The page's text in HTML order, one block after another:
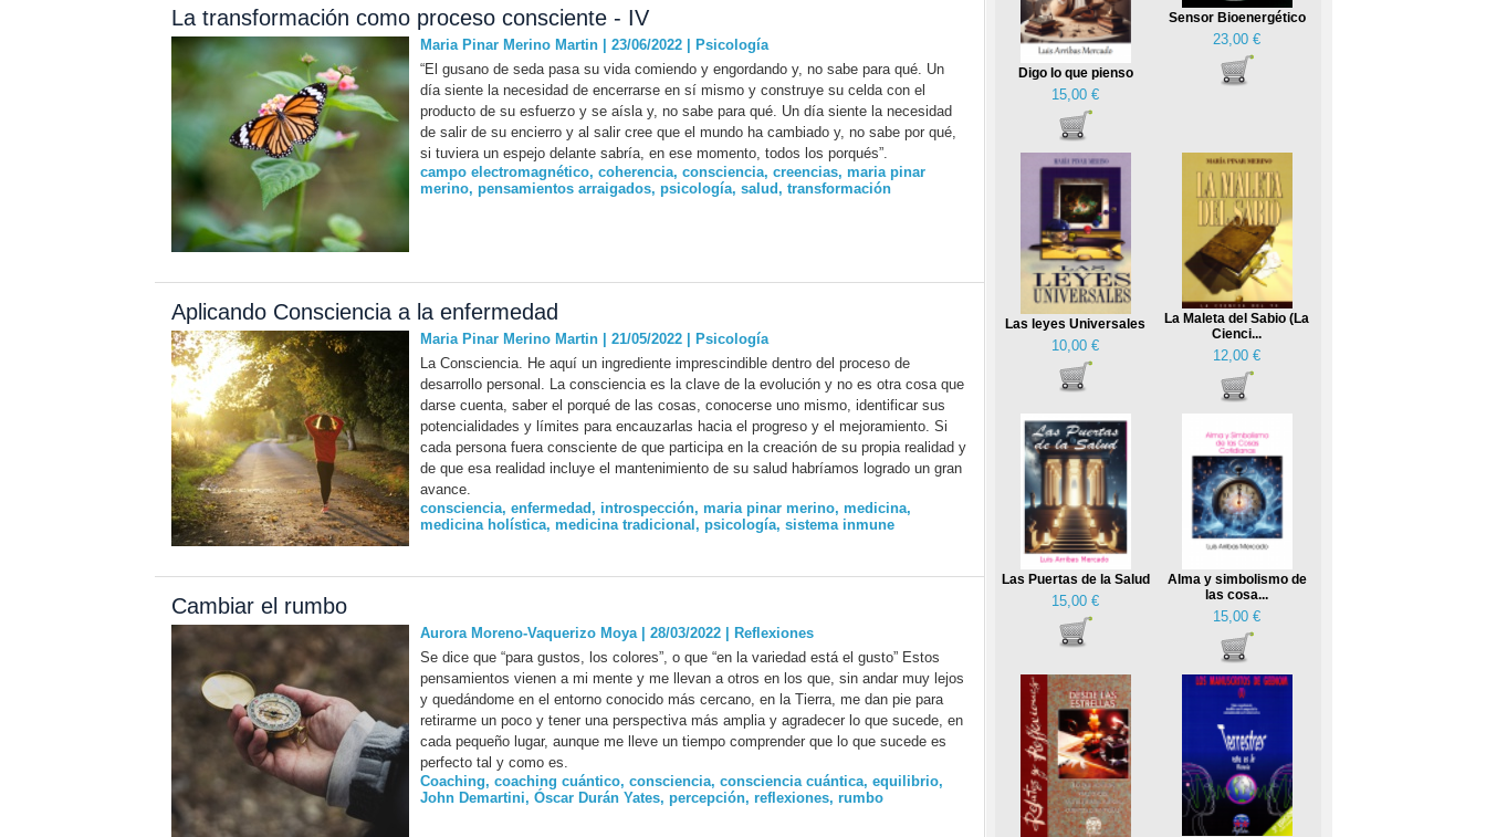
La transformación como proceso consciente - IV
Maria Pinar Merino Martin | 23/06/2022|
Psicología
“El gusano de seda pasa su vida comiendo y engordando y, no sabe para qué. Un
día siente la necesidad de encerrarse en sí mismo y construye su celda con el
producto de su esfuerzo y se aísla y, no sabe para qué. Un día siente la necesidad
de salir de su encierro y al salir cree que el mundo ha cambiado y, no sabe por qué,
si tuviera un espejo delante sabría, en ese momento, todos los porqués”.
campo electromagnético, coherencia, consciencia, creencias, maria pinar
merino, pensamientos arraigados, psicología, salud , transformación
Aplicando Consciencia a la enfermedad
Maria Pinar Merino Martin | 21/05/2022|
Psicología
La Consciencia. He aquí un ingrediente imprescindible dentro del proceso de
desarrollo personal. La consciencia es la clave de la evolución y no es otra cosa que
darse cuenta, saber el porqué de las cosas, conocerse uno mismo, identificar sus
potencialidades y límites para encauzarlas hacia el progreso y el mejoramiento. Si
cada persona fuera consciente de que participa en la creación de su propia realidad y
de que esa realidad incluye el mantenimiento de su salud habríamos logrado un gran
avance.
consciencia, enfermedad , introspección, maria pinar merino, medicina,
medicina holística, medicina tradicional , psicología, sistema inmune
Cambiar el rumbo
Aurora Moreno-Vaquerizo Moya | 28/03/2022|
Reflexiones
Se dice que “para gustos, los colores”, o que “en la variedad está el gusto” Estos
pensamientos vienen a mi mente y me llevan a otros en los que, sin andar muy lejos
y quedándome en el entorno conocido más cercano, en la Tierra, me dan pie para
retirarme un poco y tener una perspectiva más amplia y agradecer lo que sucede, en
cada pequeño lugar, aunque me lleve un tiempo comprender que lo que sucede es
perfecto tal y como es.
Coaching, coaching cuántico, consciencia, consciencia cuántica, equilibrio,
John Demartini, Óscar Durán Yates, percepción, reflexiones, rumbo
Digo lo que pienso
15,00 €
Sensor Bioenergético
23,00 €
Las leyes Universales
10,00 €
La Maleta del Sabio (La
Cienci...
12,00 €
Las Puertas de la Salud
15,00 €
Alma y simbolismo de
las cosa...
15,00 €